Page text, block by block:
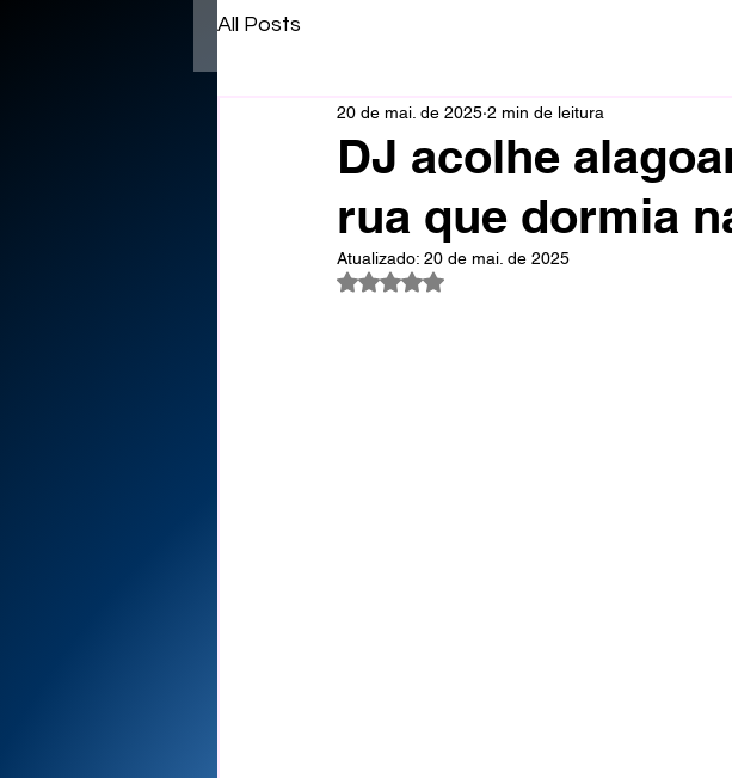
All Posts
DJ acolhe
rua que dormia
20 de mai. de 2025 2 min de leitura
Atualizado: 20 de mai. de 2025
Avaliado com NaN de 5 estrelas.